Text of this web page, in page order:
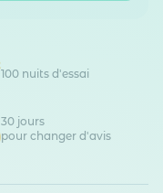
100 nuits d'essai
30 jours
pour changer d'avis